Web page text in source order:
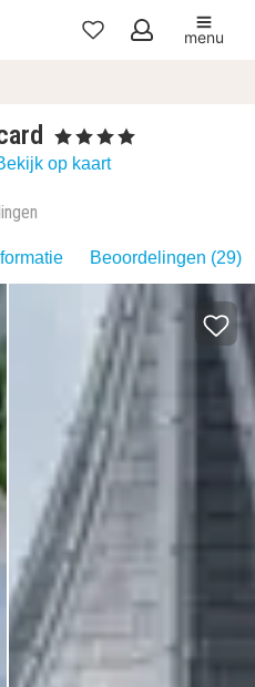
Mijn
menu
, 4 Sterren
Bekijk op kaart
Beoordelingen (29)